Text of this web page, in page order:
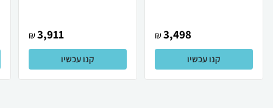
3,498
₪
קנו עכשיו
3,911
₪
קנו עכשיו